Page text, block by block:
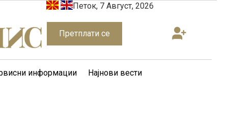
Петок, 7 Август, 2026
Претплати се
информации Најнови вести